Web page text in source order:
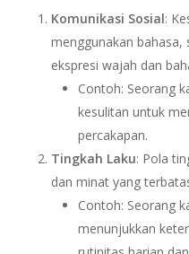
Komunikasi Sosial:
menggunakan
ekspresi wajah dan
Contoh: Seorang
kesulitan untuk
percakapan.
Tingkah Laku: Pola
dan minat yang
Contoh: Seorang
menunjukkan